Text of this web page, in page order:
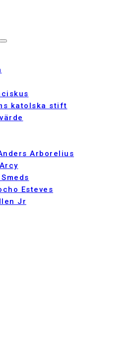
katolska stift
Arborelius
Esteves
Jr